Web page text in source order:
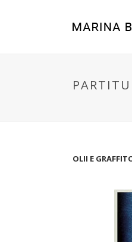
OLII E